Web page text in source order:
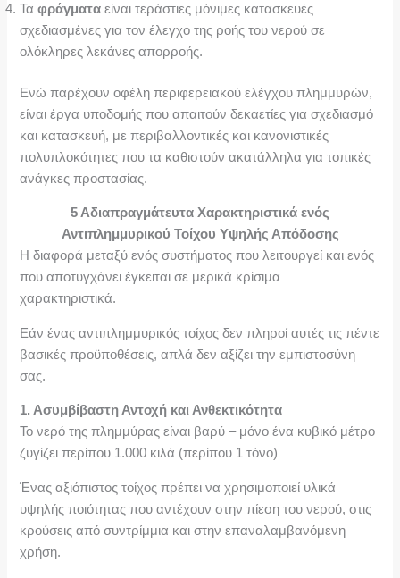
Ταφράγματα είναι τεράστιες μόνιμες κατασκευές
σχεδιασμένες για τον έλεγχο της ροής του νερού σε
ολόκληρες λεκάνες απορροής.
Ενώ παρέχουν οφέλη περιφερειακού ελέγχου πλημμυρών,
είναι έργα υποδομής που απαιτούν δεκαετίες για σχεδιασμό
και κατασκευή, με περιβαλλοντικές και κανονιστικές
πολυπλοκότητες που τα καθιστούν ακατάλληλα για τοπικές
ανάγκες προστασίας.
5 Αδιαπραγμάτευτα Χαρακτηριστικά ενός
Αντιπλημμυρικού Τοίχου Υψηλής Απόδοσης
Η διαφορά μεταξύ ενός συστήματος που λειτουργεί και ενός
που αποτυγχάνει έγκειται σε μερικά κρίσιμα
χαρακτηριστικά.
Εάν ένας αντιπλημμυρικός τοίχος δεν πληροί αυτές τις πέντε
βασικές προϋποθέσεις, απλά δεν αξίζει την εμπιστοσύνη
σας.
1. Ασυμβίβαστη Αντοχή και Ανθεκτικότητα
Το νερό της πλημμύρας είναι βαρύ – μόνο ένα κυβικό μέτρο
ζυγίζει περίπου 1.000 κιλά (περίπου 1 τόνο)
Ένας αξιόπιστος τοίχος πρέπει να χρησιμοποιεί υλικά
υψηλής ποιότητας που αντέχουν στην πίεση του νερού, στις
κρούσεις από συντρίμμια και στην επαναλαμβανόμενη
χρήση.